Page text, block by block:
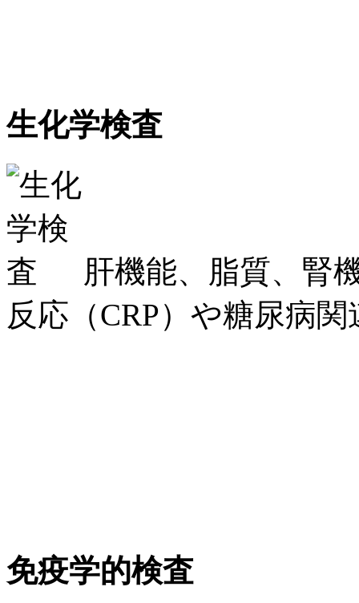
生化学検査
肝機能、脂質、腎
反応（CRP）や糖尿病
免疫学的検査